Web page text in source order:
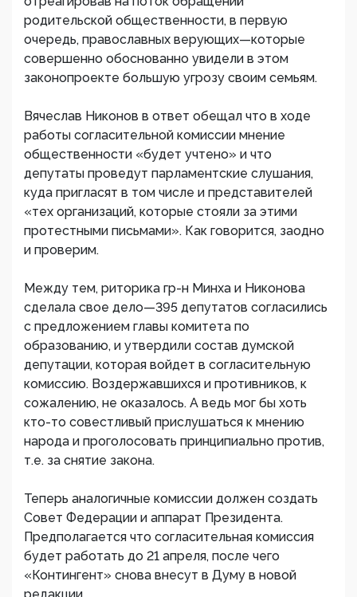
родительской общественности, в первую
очередь, православных верующих—которые
совершенно обоснованно увидели в этом
законопроекте большую угрозу своим семьям.
Вячеслав Никонов в ответ обещал что в ходе
работы согласительной комиссии мнение
общественности «будет учтено» и что
депутаты проведут парламентские слушания,
куда пригласят в том числе и представителей
«тех организаций, которые стояли за этими
протестными письмами». Как говорится, заодно
и проверим.
Между тем, риторика гр-н Минха и Никонова
сделала свое дело—395 депутатов согласились
с предложением главы комитета по
образованию, и утвердили состав думской
депутации, которая войдет в согласительную
комиссию. Воздержавшихся и противников, к
сожалению, не оказалось. А ведь мог бы хоть
кто-то совестливый прислушаться к мнению
народа и проголосовать принципиально против,
т.е. за снятие закона.
Теперь аналогичные комиссии должен создать
Совет Федерации и аппарат Президента.
Предполагается что согласительная комиссия
будет работать до 21 апреля, после чего
«Контингент» снова внесут в Думу в новой